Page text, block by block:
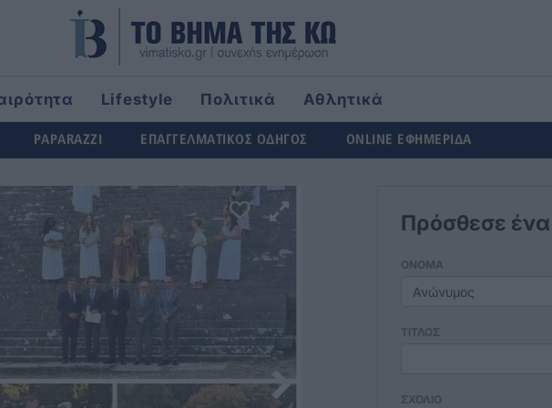
Lifestyle Πολιτικά
Αθλητικά
PAPARAZZI ΕΠΑΓΓΕΛΜΑΤΙΚΟΣ ΟΔΗΓΟΣ ONLINE ΕΦΗΜΕΡΙΔΑ
Πρόσθεσε ένα
ΟΝΟΜΑ
ΤΙΤΛΟΣ
ΣΧΟΛΙΟ